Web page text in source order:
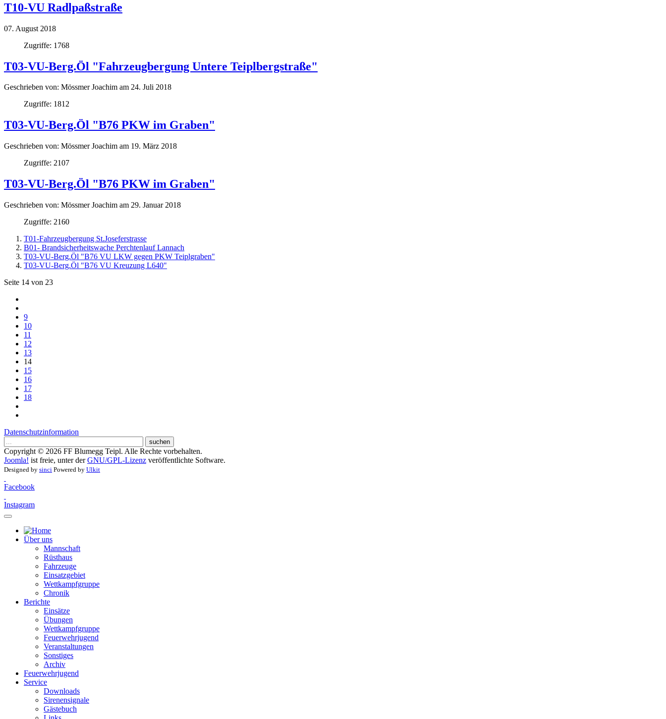
T10-VU Radlpaßstraße
07. August 2018
Zugriffe: 1768
T03-VU-Berg.Öl "Fahrzeugbergung Untere Teiplbergstraße"
Geschrieben von: Mössmer Joachim am 24. Juli 2018
Zugriffe: 1812
T03-VU-Berg.Öl "B76 PKW im Graben"
Geschrieben von: Mössmer Joachim am 19. März 2018
Zugriffe: 2107
T03-VU-Berg.Öl "B76 PKW im Graben"
Geschrieben von: Mössmer Joachim am 29. Januar 2018
Zugriffe: 2160
T01-Fahrzeugbergung St.Joseferstrasse
B01- Brandsicherheitswache Perchtenlauf Lannach
T03-VU-Berg.Öl "B76 VU LKW gegen PKW Teiplgraben"
T03-VU-Berg.Öl "B76 VU Kreuzung L640"
Seite 14 von 23
9
10
11
12
13
14
15
16
17
18
Datenschutzinformation
suchen
Copyright © 2026 FF Blumegg Teipl. Alle Rechte vorbehalten.
Joomla! ist freie, unter derGNU/GPL-Lizenz veröffentlichte Software.
Designed by sinci Powered by Ulkit
Facebook
Instagram
Über uns
Mannschaft
Rüsthaus
Fahrzeuge
Einsatzgebiet
Wettkampfgruppe
Chronik
Berichte
Einsätze
Übungen
Wettkampfgruppe
Feuerwehrjugend
Veranstaltungen
Sonstiges
Archiv
Feuerwehrjugend
Service
Downloads
Sirenensignale
Gästebuch